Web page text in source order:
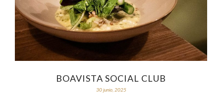
BOAVISTA SOCIAL CLUB
30 junio, 2025